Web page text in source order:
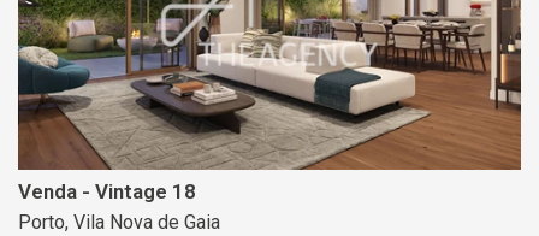
Venda - Vintage 18
Porto, Vila Nova de Gaia